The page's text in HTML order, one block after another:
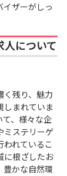
イザーがしっ
人について
く残り、魅力
しまれていま
て、様々な企
ミステリーゲ
われているこ
に根ざしたお
豊かな自然環